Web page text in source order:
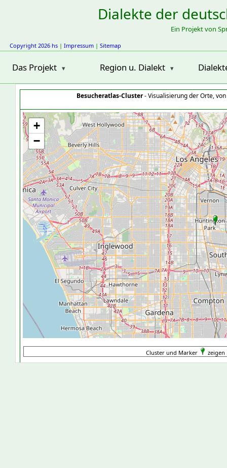
Dialekte der
Ein Projekt von
Copyright 2026 hs | Impressum | Sitemap
Das Projekt Region u. Dialekt
Besucheratlas-Cluster- Visualisierung der Orte,
+
−
Cluster und Marker zeigen